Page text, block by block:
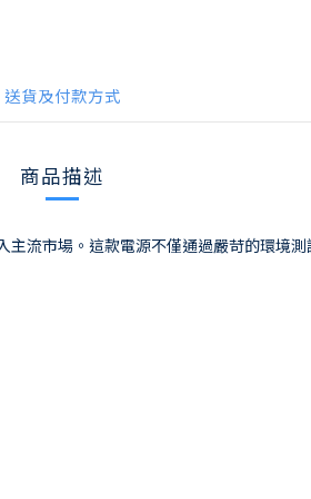
送貨及付款方式
商品描述
流市場。這款電源不僅通過嚴苛的環境